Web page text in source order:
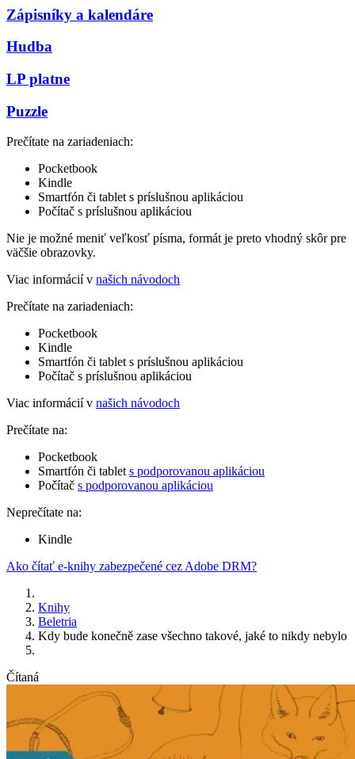
Zápisníky a kalendáre
Hudba
LP platne
Puzzle
Prečítate na zariadeniach:
Pocketbook
Kindle
Smartfón či tablet s príslušnou aplikáciou
Počítač s príslušnou aplikáciou
Nie je možné meniť veľkosť písma, formát je preto vhodný skôr pre
väčšie obrazovky.
Viac informácií v našich návodoch
Prečítate na zariadeniach:
Pocketbook
Kindle
Smartfón či tablet s príslušnou aplikáciou
Počítač s príslušnou aplikáciou
Viac informácií v našich návodoch
Prečítate na:
Pocketbook
Smartfón či tablet s podporovanou aplikáciou
Počítač s podporovanou aplikáciou
Neprečítate na:
Kindle
Ako čítať e-knihy zabezpečené cez Adobe DRM?
Knihy
Beletria
Kdy bude konečně zase všechno takové, jaké to nikdy nebylo
Čítaná